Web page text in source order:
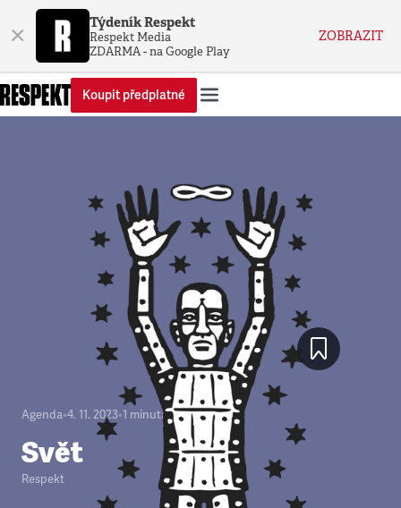
× Týdeník Respekt
Respekt Media
ZDARMA - na Google Play
ZOBRAZIT
Koupit předplatné
Agenda•4. 11. 2023•1 minuta
Svět
Respekt